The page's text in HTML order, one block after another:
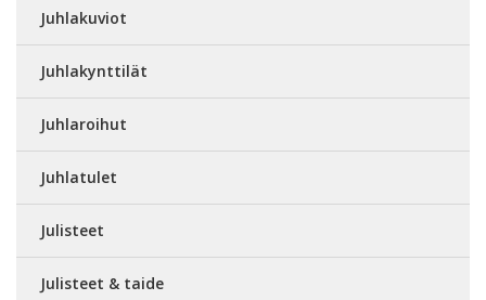
Juhlakuviot
Juhlakynttilät
Juhlaroihut
Juhlatulet
Julisteet
Julisteet & taide